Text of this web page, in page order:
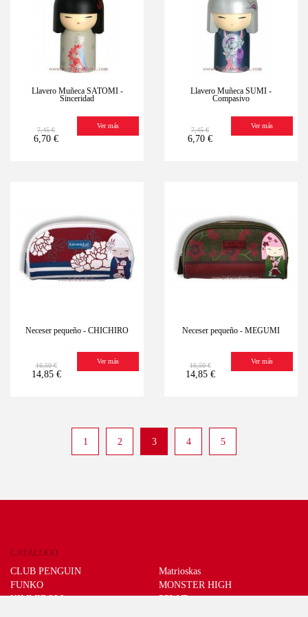
Llavero Muñeca SATOMI -
Sinceridad
7,45 €
6,70 €
Ver más
Llavero Muñeca SUMI -
Compasivo
7,45 €
6,70 €
Ver más
Neceser pequeño - CHICHIRO
16,50 €
14,85 €
Ver más
Neceser pequeño - MEGUMI
16,50 €
14,85 €
Ver más
1 2 3 4 5
CATÁLOGO
CLUB PENGUIN
FUNKO
KIMMIDOLL
Matrioskas
MONSTER HIGH
PPW Toys